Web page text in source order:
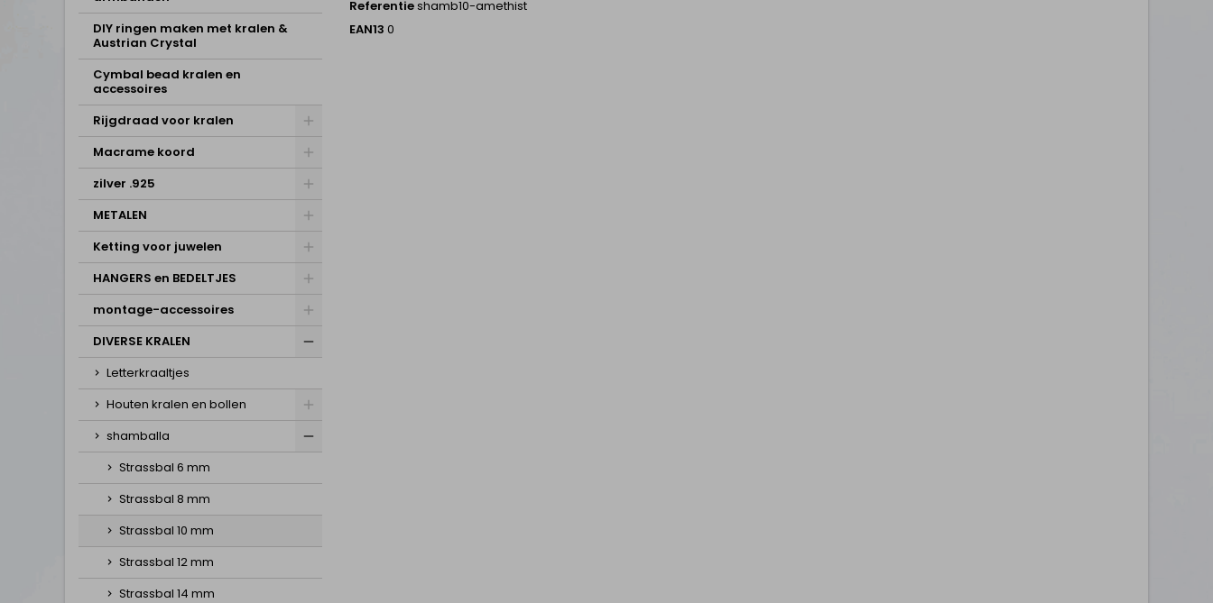
DIY ringen maken met kralen &
Austrian Crystal
Cymbal bead kralen en
accessoires
Rijgdraad voor kralen
Macrame koord
zilver .925
METALEN
Ketting voor juwelen
HANGERS en BEDELTJES
montage-accessoires
DIVERSE KRALEN
Letterkraaltjes
Houten kralen en bollen
shamballa
Strassbal 6 mm
Strassbal 8 mm
Strassbal 10 mm
Strassbal 12 mm
Strassbal 14 mm
Referentieshamb10-amethist
EAN13 0